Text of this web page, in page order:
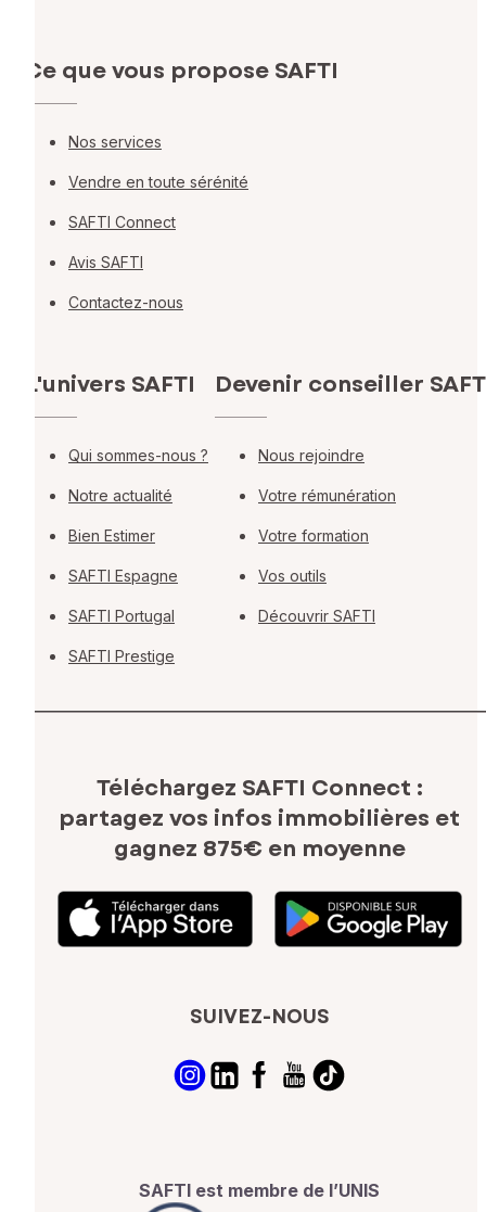
Ce que vous propose SAFTI
Nos services
Vendre en toute sérénité
SAFTI Connect
Avis SAFTI
Contactez-nous
L'univers SAFTI
Qui sommes-nous ?
Notre actualité
Bien Estimer
SAFTI Espagne
SAFTI Portugal
SAFTI Prestige
Devenir conseiller
Nous rejoindre
Votre rémunération
Votre formation
Vos outils
Découvrir SAFTI
Téléchargez SAFTI Connect :
partagez vos infos immobilières et
gagnez 875€ en moyenne
SUIVEZ-NOUS
SAFTI est membre de l’UNIS